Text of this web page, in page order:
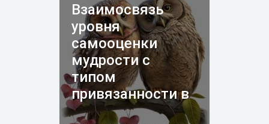
Взаимосвязь
уровня
самооценки
мудрости с
типом
привязанности в
отношениях